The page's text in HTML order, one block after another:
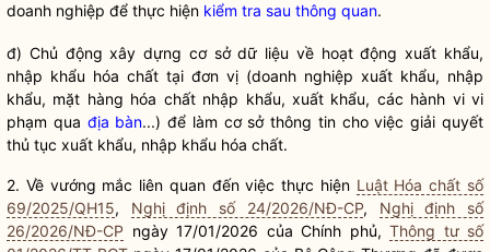
doanh nghiệp để thực hiện kiểm tra sau thông quan.
đ) Chủ động xây dựng cơ sở dữ liệu về hoạt động xuất khẩu,
nhập khẩu hóa chất tại đơn vị (doanh nghiệp xuất khẩu, nhập
khẩu, mặt hàng hóa chấtnhập khẩu, xuất khẩu, các hành vi vi
phạm qua địa bàn...) để làm cơ sở thông tin cho việc giải quyết
thủ tục xuất khẩu, nhập khẩu hóa chất.
2. Về vướng mắc liên quan đến việc thực hiện Luật Hóa chất số
69/2025/QH15, Nghị định số 24/2026/NĐ-CP, Nghị định số
26/2026/NĐ-CP ngày 17/01/2026 của Chính phủ, Thông tư số